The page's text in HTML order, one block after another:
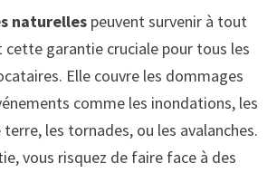
naturellespeuvent survenir à tout
garantie cruciale pour tous les
Elle couvre les dommages
comme les inondations, les
les tornades, ou les avalanches.
vous risquez de faire face à des